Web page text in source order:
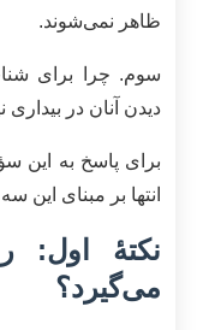
ظاهر نمی‌شوند.
سوم. چرا برای
دیدن آنان در
برای پاسخ به این
انتها بر مبنای این
نکتۀ اول:
می‌گیرد؟